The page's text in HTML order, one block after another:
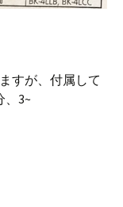
すが、付属して
、3~